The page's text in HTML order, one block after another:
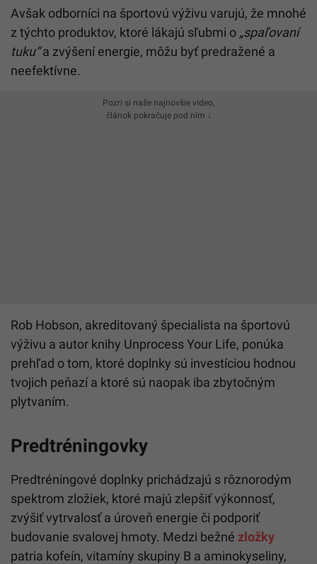
Avšak odborníci na športovú výživu varujú, že mnohé
z týchto produktov, ktoré lákajú sľubmi o „spaľovaní
tuku“a zvýšení energie, môžu byť predražené a
neefektívne.
Pozri si naše najnovšie video,
článok pokračuje pod ním ↓
Rob Hobson, akreditovaný špecialista na športovú
výživu a autor knihy Unprocess Your Life, ponúka
prehľad o tom, ktoré doplnky sú investíciou hodnou
tvojich peňazí a ktoré sú naopak iba zbytočným
plytvaním.
Predtréningovky
Predtréningové doplnky prichádzajú s rôznorodým
spektrom zložiek, ktoré majú zlepšiť výkonnosť,
zvýšiť vytrvalosť a úroveň energie či podporiť
budovanie svalovej hmoty. Medzi bežné zložky
patria kofeín, vitamíny skupiny B a aminokyseliny,